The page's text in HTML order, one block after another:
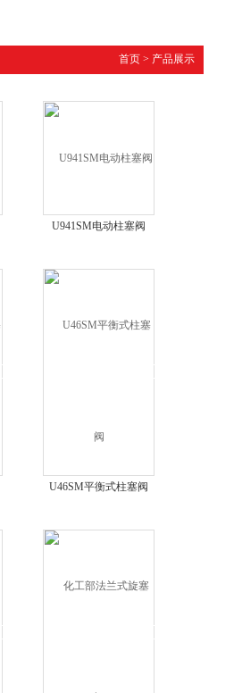
首页> 产品展示
U941SM电动柱塞阀
U46SM平衡式柱塞阀